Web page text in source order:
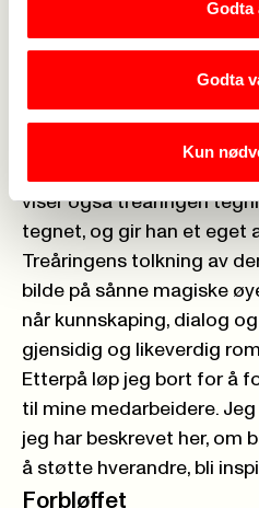
Godta
Godta
Kun
lurer på hva vi gjør.
"vi driver og forsker litt på
Vi beskriver, forklarer og
vingemønstre, vepsebein
viser også treåringen
tegnet, og gir han et eget
Treåringens tolkning av
bilde på sånne magiske
når kunnskaping, dialog
gjensidig og likeverdig
Etterpå løp jeg bort for å
til mine medarbeidere.
jeg har beskrevet her, om
å støtte hverandre, bli
Forbløffet